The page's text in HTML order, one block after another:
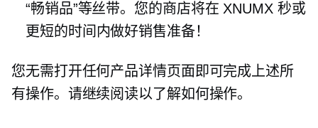
“畅销品”等丝带。您的商店将在 XNUMX 秒或
更短的时间内做好销售准备！
您无需打开任何产品详情页面即可完成上述所
有操作。请继续阅读以了解如何操作。